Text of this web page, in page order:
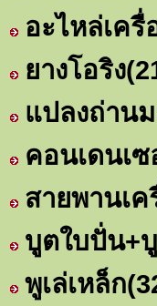
อะไหล่เครื่
ยางโอริง
แปลงถ่าน
คอนเดนเซ
สายพานเค
บูตใบปั่น+
พูเล่เหล็ก